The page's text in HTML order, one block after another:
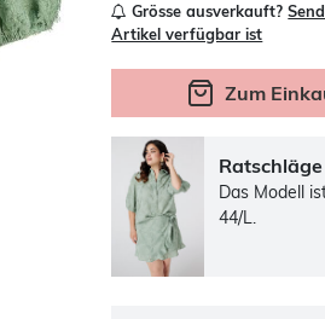
Grösse ausverkauft?
Artikel verfügbar ist
Zum
Das Modell
44/L.